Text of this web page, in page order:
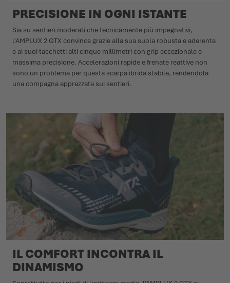
PRECISIONE IN OGNI ISTANTE
Sia su sentieri moderati che tecnicamente più impegnativi,
l'AMPLUX 2 GTX convince grazie alla sua suola robusta e aderente
e ai suoi tacchetti alti cinque millimetri con grip eccezionale e
massima precisione. Accelerazioni rapide e frenate reattive non
sono un problema per questa scarpa ibrida stabile, rendendola
una compagna apprezzata sui sentieri.
IL COMFORT INCONTRA IL
DINAMISMO